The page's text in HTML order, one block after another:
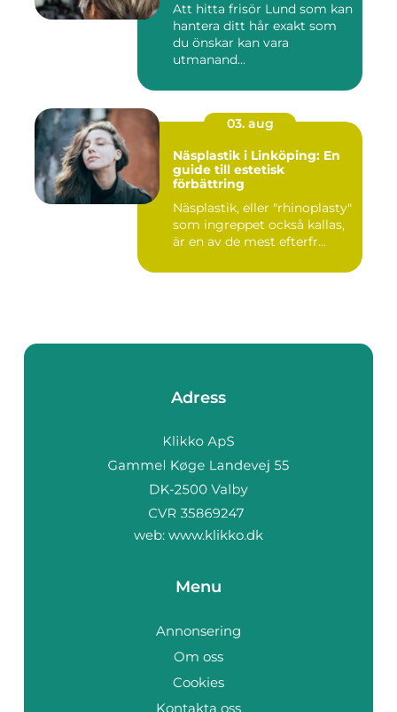
Att hitta frisör Lund som kan
hantera ditt hår exakt som
du önskar kan vara
utmanand...
03. aug
Näsplastik i Linköping: En
guide till estetisk
förbättring
Näsplastik, eller "rhinoplasty"
som ingreppet också kallas,
är en av de mest efterfr...
Adress
web: www.klikko.dk
Menu
Annonsering
Om oss
Cookies
Kontakta oss